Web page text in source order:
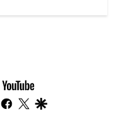
youtube-
footer
instagram
facebook
twitter